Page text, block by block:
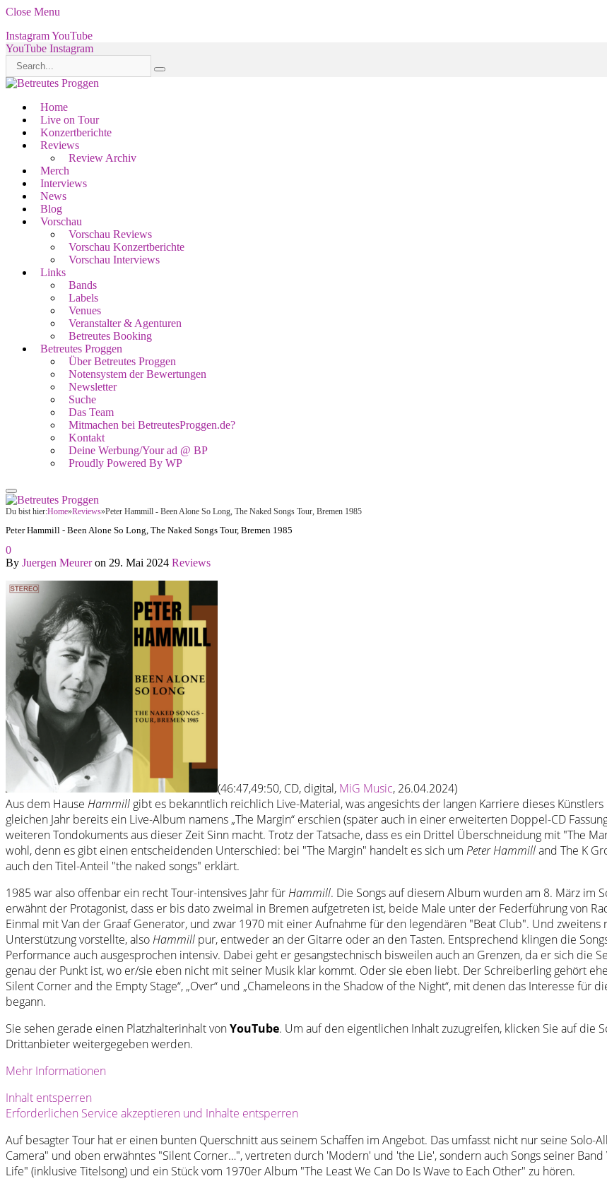
Close Menu
InstagramYouTube
YouTube Instagram
Home
Live on Tour
Konzertberichte
Reviews
Review Archiv
Merch
Interviews
News
Blog
Vorschau
Vorschau Reviews
Vorschau Konzertberichte
Vorschau Interviews
Links
Bands
Labels
Venues
Veranstalter & Agenturen
Betreutes Booking
Betreutes Proggen
Über Betreutes Proggen
Notensystem der Bewertungen
Newsletter
Suche
Das Team
Mitmachen bei BetreutesProggen.de?
Kontakt
Deine Werbung/Your ad @ BP
Proudly Powered By WP
Du bist hier:Home»Reviews»Peter Hammill - Been Alone So Long, The Naked Songs Tour, Bremen 1985
Peter Hammill - Been Alone So Long, The Naked Songs Tour, Bremen 1985
0
By Juergen Meurer on 29. Mai 2024 Reviews
(46:47,49:50, CD, digital, MiG Music, 26.04.2024)
Aus dem Hause Hammill gibt es bekanntlich reichlich Live-Material, was angesichts der langen Karriere dieses
gleichen Jahr bereits ein Live-Album namens „The Margin“ erschien (später auch in einer erweiterten Doppel-CD
weiteren Tondokuments aus dieser Zeit Sinn macht. Trotz der Tatsache, dass es ein Drittel Überschneidung mit "The
wohl, denn es gibt einen entscheidenden Unterschied: bei "The Margin" handelt es sich um Peter Hammilland The K
auch den Titel-Anteil "the naked songs" erklärt.
1985 war also offenbar ein recht Tour-intensives Jahr fürHammill. Die Songs auf diesem Album wurden am 8. März im
erwähnt der Protagonist, dass er bis dato zweimal in Bremen aufgetreten ist, beide Male unter der Federführung von
Einmal mit Van der Graaf Generator, und zwar 1970 mit einer Aufnahme für den legendären "Beat Club". Und
Unterstützung vorstellte, alsoHammill pur, entweder an der Gitarre oder an den Tasten. Entsprechend klingen die
Performance auch ausgesprochen intensiv. Dabei geht er gesangstechnisch bisweilen auch an Grenzen, da er sich die
genau der Punkt ist, wo er/sie eben nicht mit seiner Musik klar kommt. Oder sie eben liebt. Der Schreiberling gehört
Silent Corner and the Empty Stage“, „Over“ und „Chameleons in the Shadow of the Night“, mit denen das Interesse
begann.
Sie sehen gerade einen Platzhalterinhalt vonYouTube. Um auf den eigentlichen Inhalt zuzugreifen, klicken Sie auf die
Drittanbieter weitergegeben werden.
Mehr Informationen
Inhalt entsperren
Erforderlichen Service akzeptieren und Inhalte entsperren
Auf besagter Tour hat er einen bunten Querschnitt aus seinem Schaffen im Angebot. Das umfasst nicht nur seine Solo-
Camera" und oben erwähntes "Silent Corner…", vertreten durch 'Modern' und 'the Lie', sondern auch Songs seiner
Life" (inklusive Titelsong) und ein Stück vom 1970er Album "The Least We Can Do Is Wave to Each Other" zu hören.